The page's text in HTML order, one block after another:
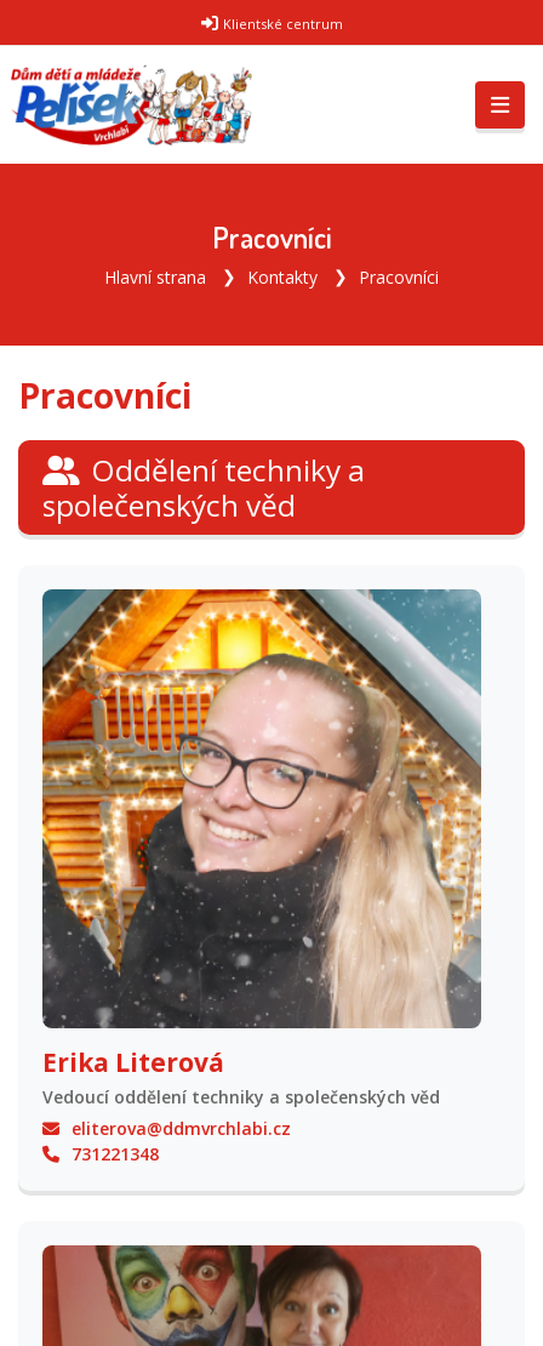
Klientské centrum
Pracovníci
Hlavní strana Kontakty Pracovníci
Pracovníci
Oddělení techniky a
společenských věd
Erika Literová
Vedoucí oddělení techniky a společenských věd
eliterova@ddmvrchlabi.cz
731221348